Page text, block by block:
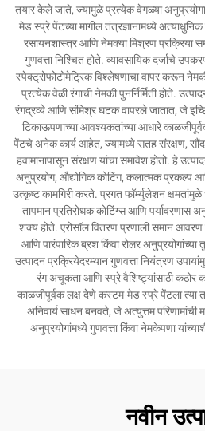
तयार केले जाते, ज्यामुळे प्रत्येक वेगळ्या
मेड स्प्रे पेंटच्या मागील तंत्रज्ञानामध्ये
रसायनशास्त्र आणि नेमक्या मिश्रण प्रक्रिया
गुणवत्ता निश्चित होते. व्यावसायिक दर्जाचे
स्पेक्ट्रोफोटोमेट्रिक विश्लेषणाचा वापर करून
प्रत्येक वेळी रंगाची नेमकी पुनर्निर्मिती होते.
रंगद्रव्ये आणि संमिश्र घटक वापरले जातात, जे
टिकाऊपणाच्या आवश्यकतांच्या आधारे
पेंटचे अनेक कार्य आहेत, ज्यामध्ये सतह संरक्षण,
हवामानापासून संरक्षण यांचा समावेश होतो. हे
अनुप्रयोग, औद्योगिक कोटिंग, कलात्मक प्रकल्प
उत्कृष्ट कामगिरी करते. प्रगत फॉर्म्युलेशन क्षमतांमुळे
तापमान प्रतिरोधक कोटिंग्स आणि पर्यावरणास
शक्य होते. एरोसॉल वितरण प्रणाली समान
आणि पारंपारिक ब्रश किंवा रोलर
उत्पादन प्रक्रियेदरम्यान गुणवत्ता नियंत्रण
रंग अचूकता आणि स्प्रे वैशिष्ट्यांसाठी कठोर
काळजीपूर्वक लक्ष देणे कस्टम-मेड स्प्रे पेंटला त्या
अनिवार्य साधन बनवते, जे अत्युत्तम परिणामांची
अनुप्रयोगांमध्ये गुणवत्ता किंवा नेमकेपणा
नवीन